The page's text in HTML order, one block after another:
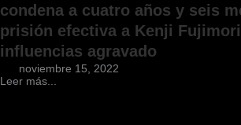
condena a cuatro años y seis
prisión efectiva a Kenji
influencias agravado
noviembre 15, 2022
Leer más...